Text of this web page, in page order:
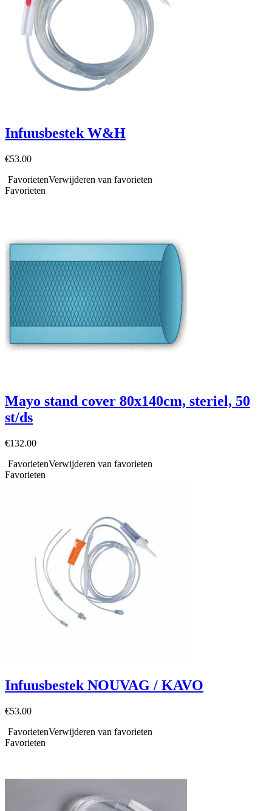
Infuusbestek W&H
€53.00
FavorietenVerwijderen van favorieten
Favorieten
Mayo stand cover 80x140cm, steriel, 50
st/ds
€132.00
FavorietenVerwijderen van favorieten
Favorieten
Infuusbestek NOUVAG / KAVO
€53.00
FavorietenVerwijderen van favorieten
Favorieten